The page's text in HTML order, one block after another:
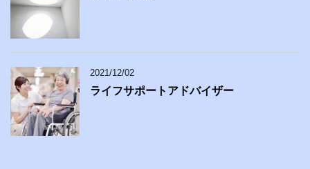
2021/12/02
ライフサポートアドバイザー